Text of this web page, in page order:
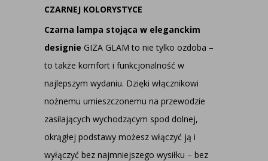
CZARNEJ KOLORYSTYCE
Czarna lampa stojąca w eleganckim
designie GIZA GLAM to nie tylko ozdoba –
to także komfort i funkcjonalność w
najlepszym wydaniu. Dzięki włącznikowi
nożnemu umieszczonemu na przewodzie
zasilających wychodzącym spod dolnej,
okrągłej podstawy możesz włączyć ją i
wyłączyć bez najmniejszego wysiłku – bez